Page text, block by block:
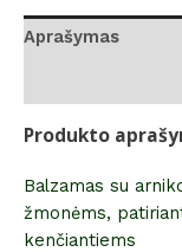
Aprašymas
Produkto
Balzamas su
žmonėms,
kenčiantiems